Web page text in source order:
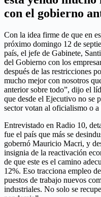
con el gobierno
Con la idea firme de que en
próximo domingo 12 de
país, el jefe de Gabinete,
del Gobierno con los
después de las restricciones
mucho mejor con nosotros
anterior sobre todo”, dijo el
que desde el Ejecutivo no se
sector votan al oficialismo o
Entrevistado en Radio 10,
fue el país que más se
gobernó Mauricio Macri, y
insignia de la reactivación
de que este es el camino
12%. Eso tracciona empleo
puestos de trabajo nuevos
industriales. No solo se